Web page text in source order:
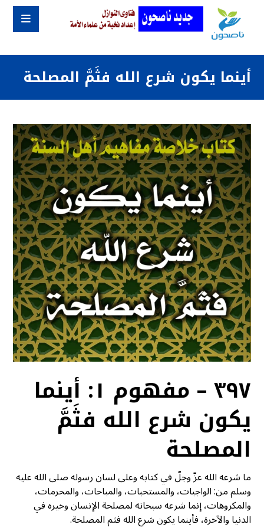
أينما يكون شرع الله فثَمَّ المصلحة
٣٩٧ – مفهوم ١: أينما
يكون شرع الله فثَمَّ
المصلحة
ما شرعه الله عزّ وجلّ في كتابه وعلى لسان رسوله صلى الله عليه
وسلم من: الواجبات، والمستحبات، والمباحات، والمحرمات،
والمكروهات، إنما شرعه سبحانه لمصلحة الإنسان وخيره في
الدنيا والآخرة، فأينما يكون شرع الله فثم المصلحة.